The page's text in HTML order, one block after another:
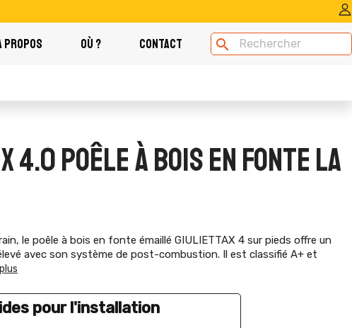
PROPOS OÙ ? CONTACT search
4.0 POÊLE À BOIS EN FONTE LA
le poêle à bois en fonte émaillé GIULIETTAX 4 sur pieds offre un
avec son système de post-combustion. Il est classifié A+ et
pour l'installation